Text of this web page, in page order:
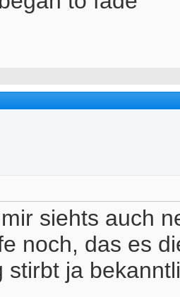
siehts auch
noch, das es
stirbt ja